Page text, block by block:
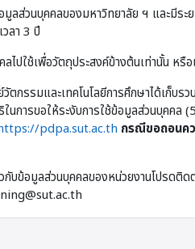
นบุคคลของมหาวิทยาลัย ฯ และมีระย
ลา 3 ปี
ลไปใช้เพื่อวัตถุประสงค์ข้างต้นเท่านั้น ห
รมและเทคโนโลยีการศึกษาได้เก็บร
ารขอให้ระงับการใช้ข้อมูลส่วนบุคคล
pdpa.sut.ac.th กรณีขอถอนคว
กับข้อมูลส่วนบุคคลของหน่วยงานโปรดติ